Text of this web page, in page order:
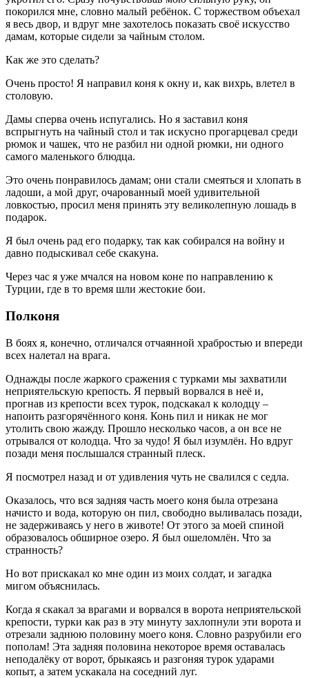
покорился мне, словно малый ребёнок. С торжеством объехал
я весь двор, и вдруг мне захотелось показать своё искусство
дамам, которые сидели за чайным столом.
Как же это сделать?
Очень просто! Я направил коня к окну и, как вихрь, влетел в
столовую.
Дамы сперва очень испугались. Но я заставил коня
вспрыгнуть на чайный стол и так искусно прогарцевал среди
рюмок и чашек, что не разбил ни одной рюмки, ни одного
самого маленького блюдца.
Это очень понравилось дамам; они стали смеяться и хлопать в
ладоши, а мой друг, очарованный моей удивительной
ловкостью, просил меня принять эту великолепную лошадь в
подарок.
Я был очень рад его подарку, так как собирался на войну и
давно подыскивал себе скакуна.
Через час я уже мчался на новом коне по направлению к
Турции, где в то время шли жестокие бои.
Полконя
В боях я, конечно, отличался отчаянной храбростью и впереди
всех налетал на врага.
Однажды после жаркого сражения с турками мы захватили
неприятельскую крепость. Я первый ворвался в неё и,
прогнав из крепости всех турок, подскакал к колодцу –
напоить разгорячённого коня. Конь пил и никак не мог
утолить свою жажду. Прошло несколько часов, а он все не
отрывался от колодца. Что за чудо! Я был изумлён. Но вдруг
позади меня послышался странный плеск.
Я посмотрел назад и от удивления чуть не свалился с седла.
Оказалось, что вся задняя часть моего коня была отрезана
начисто и вода, которую он пил, свободно выливалась позади,
не задерживаясь у него в животе! От этого за моей спиной
образовалось обширное озеро. Я был ошеломлён. Что за
странность?
Но вот прискакал ко мне один из моих солдат, и загадка
мигом объяснилась.
Когда я скакал за врагами и ворвался в ворота неприятельской
крепости, турки как раз в эту минуту захлопнули эти ворота и
отрезали заднюю половину моего коня. Словно разрубили его
пополам! Эта задняя половина некоторое время оставалась
неподалёку от ворот, брыкаясь и разгоняя турок ударами
копыт, а затем ускакала на соседний луг.